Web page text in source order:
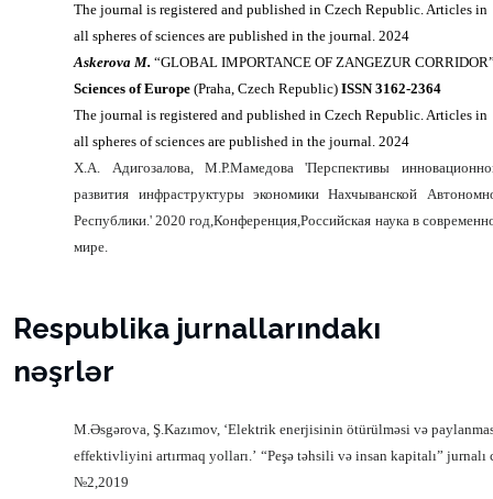
The journal is registered and published in Czech Republic. Articles in
all spheres of sciences are published in the journal. 2024
Askerova M.“GLOBAL IMPORTANCE OF ZANGEZUR
Sciences of Europe(Praha, Czech Republic)ISSN 3162-2364
The journal is registered and published in Czech Republic. Articles in
all spheres of sciences are published in the journal. 2024
X.A. Адигозалова, М.Р.Мамедова 'Перспективы
развития инфраструктуры экономики Нахчыванской
Республики.' 2020 год,Конференция,Российская наука в
мире.
Respublika jurnallarındakı
nəşrlər
M.Əsgərova, Ş.Kazımov, ‘Elektrik enerjisinin ötürülməsi və
effektivliyini artırmaq yolları.’ “Peşə təhsili və insan kapitalı” jurnalı
№2,2019